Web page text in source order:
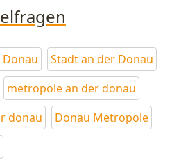
Stadt an der Donau
metropole an der donau
donau
Donau Metropole